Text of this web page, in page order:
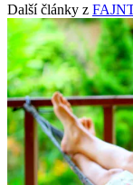
Další články z